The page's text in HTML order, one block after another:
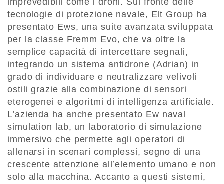
tecnologie di protezione navale, Elt Group ha
presentato Ews, una suite avanzata sviluppata
per la classe Fremm Evo, che va oltre la
semplice capacità di intercettare segnali,
integrando un sistema antidrone (Adrian) in
grado di individuare e neutralizzare velivoli
ostili grazie alla combinazione di sensori
eterogenei e algoritmi di intelligenza artificiale.
L’azienda ha anche presentato Ew naval
simulation lab, un laboratorio di simulazione
immersivo che permette agli operatori di
allenarsi in scenari complessi, segno di una
crescente attenzione all’elemento umano e non
solo alla macchina. Accanto a questi sistemi,